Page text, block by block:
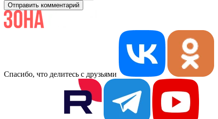
Отправить комментарий
Спасибо, что делитесь с друзьями